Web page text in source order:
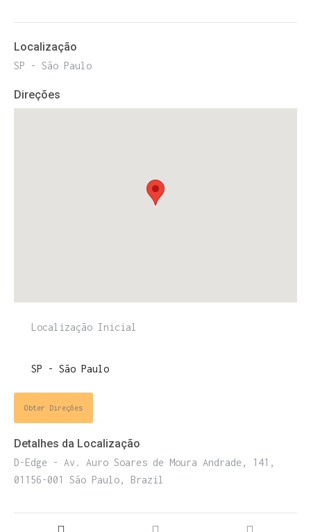
Localização
SP - São Paulo
Direções
Obter Direções
Detalhes da Localização
D-Edge - Av. Auro Soares de Moura Andrade, 141,
01156-001 São Paulo, Brazil
E receba códigos promocionais para festas, free